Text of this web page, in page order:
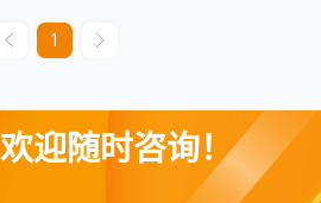
1
迎随时咨询！